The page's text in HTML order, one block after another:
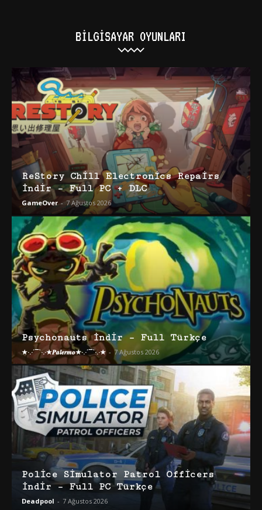
BILGISAYAR OYUNLARI
ReStory Chill Electronics Repairs
İndir – Full PC + DLC
GameOver - 7 Ağustos 2026
Psychonauts İndir – Full Türkçe
★·.·´¯`·.·★𝑷𝒂𝒍𝒆𝒓𝒎𝒐★·.·´¯`·.·★ - 7 Ağustos 2026
Police Simulator Patrol Officers
İndir – Full PC Türkçe
Deadpool - 7 Ağustos 2026